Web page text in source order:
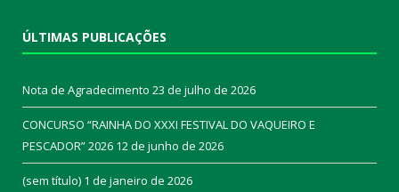
ÚLTIMAS PUBLICAÇÕES
Nota de Agradecimento 23 de julho de 2026
CONCURSO “RAINHA DO XXXI FESTIVAL DO VAQUEIRO E
PESCADOR” 2026 12 de junho de 2026
(sem título) 1 de janeiro de 2026